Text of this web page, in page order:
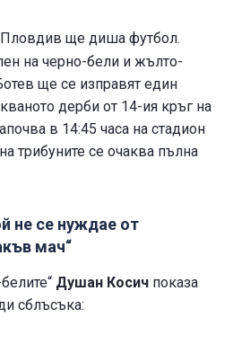
Пловдив ще диша футбол.
на черно-бели и жълто-
ще се изправят един
дерби от 14-ия кръг на
в 14:45 часа на стадион
трибуните се очаква пълна
не се нуждае от
мач“
Душан Косич показа
сблъсъка: